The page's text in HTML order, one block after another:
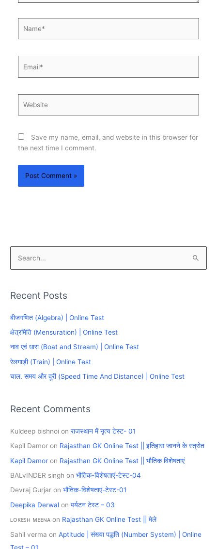
Save my name, email, and website in this browser for
the next time I comment.
r
c
o
r
:
Recent Posts
बीजगणित (Algebra) | Online Test
क्षेत्रमिति (Mensuration) | Online Test
नाव एवं धारा (Boat and Stream) | Online Test
रेलगाड़ी (Train) | Online Test
चाल. समय और दूरी (Speed Time And Distance) | Online Test
Recent Comments
Kuldeep bishnoi onराजस्थान में नृत्य टेस्ट- 01
Kapil Damor on Rajasthan GK Online Test || इतिहास जानने के स्त्रोत
Kapil Damor on Rajasthan GK Online Test || भौतिक विशेषताएं
BALvINDER singh onभौतिक-विशेषताएं-टेस्ट-04
Devraj Gurjar onभौतिक-विशेषताएं-टेस्ट-01
Deepika Derwal onपर्यटन टेस्ट – 03
ʟᴏᴋᴇꜱʜ ᴍᴇᴇɴᴀ on Rajasthan GK Online Test || मेले
Sahil verma onAptitude | संख्या पद्धति (Number System) | Online
Test – 01